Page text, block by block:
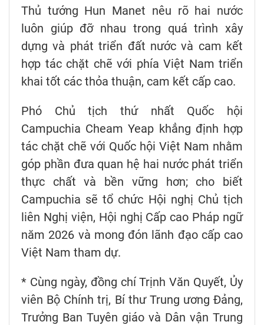
Thủ tướng Hun Manet nêu rõ hai nước
luôn giúp đỡ nhau trong quá trình xây
dựng và phát triển đất nước và cam kết
hợp tác chặt chẽ với phía Việt Nam triển
khai tốt các thỏa thuận, cam kết cấp cao.
Phó Chủ tịch thứ nhất Quốc hội
Campuchia Cheam Yeap khẳng định hợp
tác chặt chẽ với Quốc hội Việt Nam nhằm
góp phần đưa quan hệ hai nước phát triển
thực chất và bền vững hơn; cho biết
Campuchia sẽ tổ chức Hội nghị Chủ tịch
liên Nghị viện, Hội nghị Cấp cao Pháp ngữ
năm 2026 và mong đón lãnh đạo cấp cao
Việt Nam tham dự.
* Cùng ngày, đồng chí Trịnh Văn Quyết, Ủy
viên Bộ Chính trị, Bí thư Trung ương Đảng,
Trưởng Ban Tuyên giáo và Dân vận Trung